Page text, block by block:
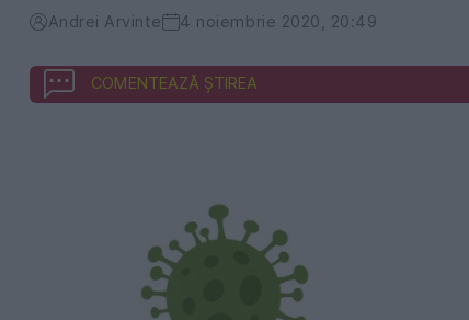
Andrei Arvinte 4 noiembrie 2020, 20:49
COMENTEAZĂ ȘTIREA